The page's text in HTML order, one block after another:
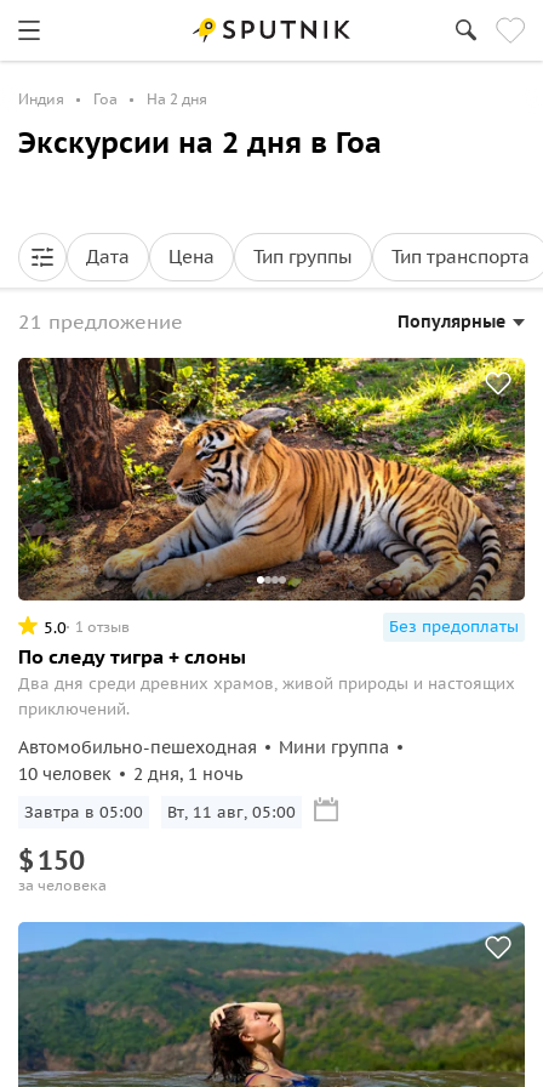
Индия Гоа На 2 дня
Экскурсии на 2 дня в Гоа
Дата Цена Тип группы Тип транспорта
21 предложение Популярные
5.0 1 отзыв Без предоплаты
По следу тигра + слоны
Два дня среди древних храмов, живой природы и настоящих
приключений.
Автомобильно-пешеходная
Мини группа
10 человек
2 дня, 1 ночь
Завтра в 05:00 Вт, 11 авг, 05:00
$150
за человека